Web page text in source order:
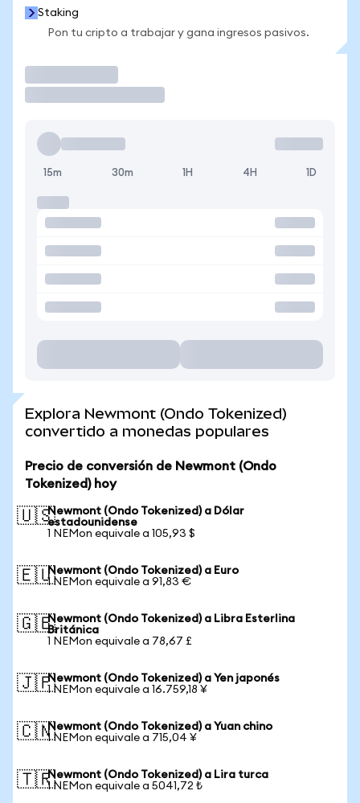
Staking
Pon tu cripto a trabajar y gana ingresos pasivos.
15m 30m 1H 4H 1D
Explora Newmont (Ondo Tokenized)
convertido a monedas populares
Precio de conversión de Newmont (Ondo
Tokenized) hoy
🇺🇸Newmont (Ondo Tokenized) a Dólar
estadounidense
1 NEMon equivale a 105,93 $
🇪🇺Newmont (Ondo Tokenized) a Euro
1 NEMon equivale a 91,83 €
🇬🇧Newmont (Ondo Tokenized) a Libra Esterlina
Británica
1 NEMon equivale a 78,67 £
🇯🇵Newmont (Ondo Tokenized) a Yen japonés
1 NEMon equivale a 16.759,18 ¥
🇨🇳Newmont (Ondo Tokenized) a Yuan chino
1 NEMon equivale a 715,04 ¥
🇹🇷Newmont (Ondo Tokenized) a Lira turca
1 NEMon equivale a 5041,72 ₺